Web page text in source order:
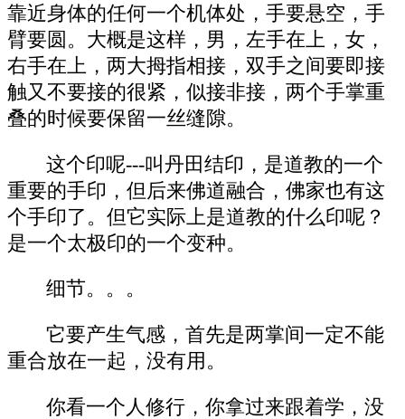
靠近身体的任何一个机体处，手要悬空，手
臂要圆。大概是这样，男，左手在上，女，
右手在上，两大拇指相接，双手之间要即接
触又不要接的很紧，似接非接，两个手掌重
叠的时候要保留一丝缝隙。
这个印呢---叫丹田结印，是道教的一个
重要的手印，但后来佛道融合，佛家也有这
个手印了。但它实际上是道教的什么印呢？
是一个太极印的一个变种。
细节。。。
它要产生气感，首先是两掌间一定不能
重合放在一起，没有用。
你看一个人修行，你拿过来跟着学，没